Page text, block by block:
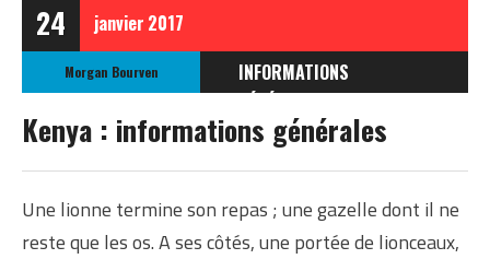
24 janvier 2017
Morgan Bourven
INFORMATIONS
INFORMATIONS
GÉNÉRALES SUR LE
KENYA
Kenya : informations générales
Une lionne termine son repas ; une gazelle dont il ne
reste que les os. A ses côtés, une portée de lionceaux,